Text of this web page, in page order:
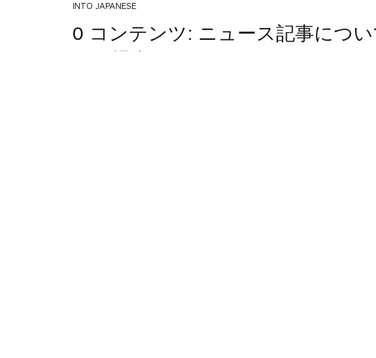
INTO JAPANESE
0 コンテンツ: ニュース記事につ
ない場合は、することはできま